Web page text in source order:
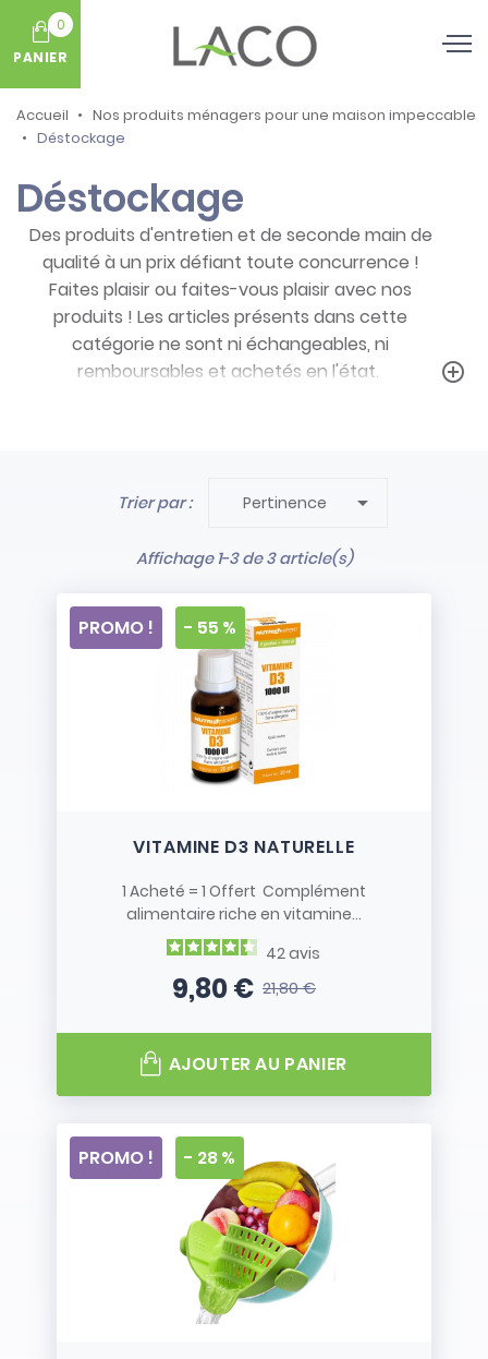
0
PANIER
Accueil
Nos produits ménagers pour une maison impeccable
Déstockage
Déstockage
Des produits d'entretien et de seconde main de
qualité à un prix défiant toute concurrence !
Faites plaisir ou faites-vous plaisir avec nos
produits ! Les articles présents dans cette
catégorie ne sont ni échangeables, ni
remboursables et achetés en l'état.
- Stock limité et non renouvelé
add_circle_outline
Trier par : Pertinence 
Affichage 1-3 de 3 article(s)
VITAMINE D3 NATURELLE
1 Acheté = 1 Offert Complément
alimentaire riche en vitamine...
42avis
Prix
9,80 €Prix de base
21,80 €
PROMO ! - 55 %
AJOUTER AU PANIER
PROMO ! - 28 %